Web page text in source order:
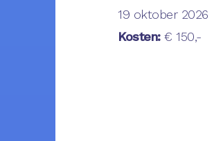
19 oktober 2026
Kosten:€ 150,-